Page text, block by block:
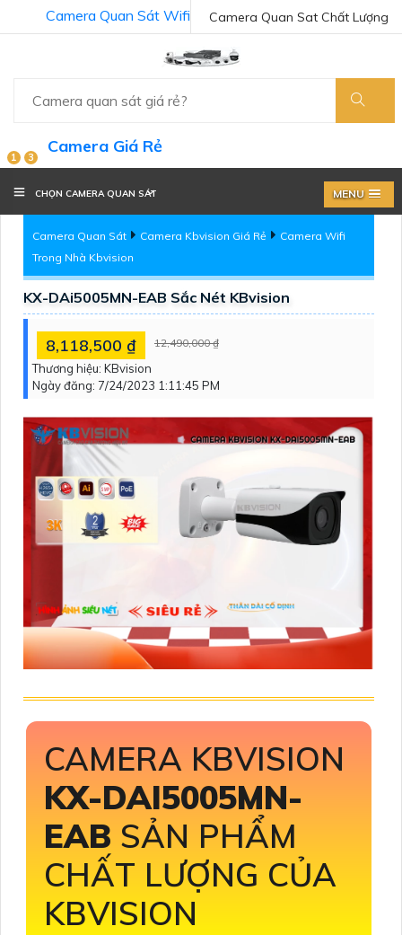
Camera Quan Sat Chất Lượng
Camera Quan Sát Wifi
1 3
Camera Giá Rẻ
CHỌN CAMERA QUAN SÁT MENU
Camera Quan Sát Camera Kbvision Giá Rẻ
Camera Wifi
Trong Nhà Kbvision
KX-DAi5005MN-EAB Sắc Nét KBvision
8,118,500 ₫ 12,490,000 ₫
Thương hiệu: KBvision
Ngày đăng: 7/24/2023 1:11:45 PM
CAMERA KBVISION
KX-DAI5005MN-
EAB SẢN PHẨM
CHẤT LƯỢNG CỦA
KBVISION